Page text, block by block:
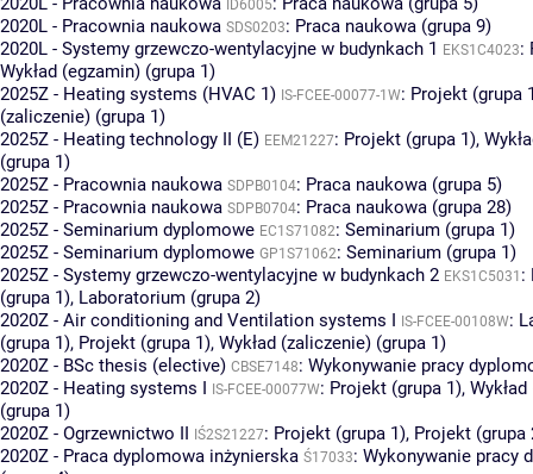
ID6005
2020L - Pracownia naukowa SDS0203: Praca naukowa (grupa 9)
2020L - Systemy grzewczo-wentylacyjne w budynkach 1 EKS1C4023:
Wykład (egzamin) (grupa 1)
2025Z - Heating systems (HVAC 1) IS-FCEE-00077-1W: Projekt (grupa
(zaliczenie) (grupa 1)
2025Z - Heating technology II (E) EEM21227: Projekt (grupa 1),
(grupa 1)
2025Z - Pracownia naukowa SDPB0104: Praca naukowa (grupa 5)
2025Z - Pracownia naukowa SDPB0704: Praca naukowa (grupa 28)
2025Z - Seminarium dyplomowe EC1S71082: Seminarium (grupa 1)
2025Z - Seminarium dyplomowe GP1S71062: Seminarium (grupa 1)
2025Z - Systemy grzewczo-wentylacyjne w budynkach 2 EKS1C5031 :
(grupa 1), Laboratorium (grupa 2)
2020Z - Air conditioning and Ventilation systems I IS-FCEE-00108W:
(grupa 1), Projekt (grupa 1), Wykład (zaliczenie) (grupa 1)
2020Z - BSc thesis (elective) CBSE7148: Wykonywanie pracy
2020Z - Heating systems I IS-FCEE-00077W: Projekt (grupa 1),
(grupa 1)
2020Z - Ogrzewnictwo II IŚ2S21227: Projekt (grupa 1), Projekt (grupa
2020Z - Praca dyplomowa inżynierska Ś17033: Wykonywanie pracy